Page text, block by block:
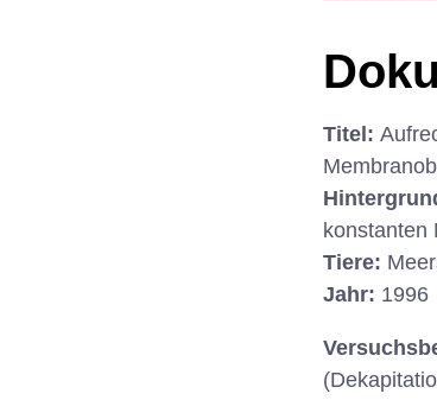
Titel:
konstanten
Tiere:
Jahr: 1996